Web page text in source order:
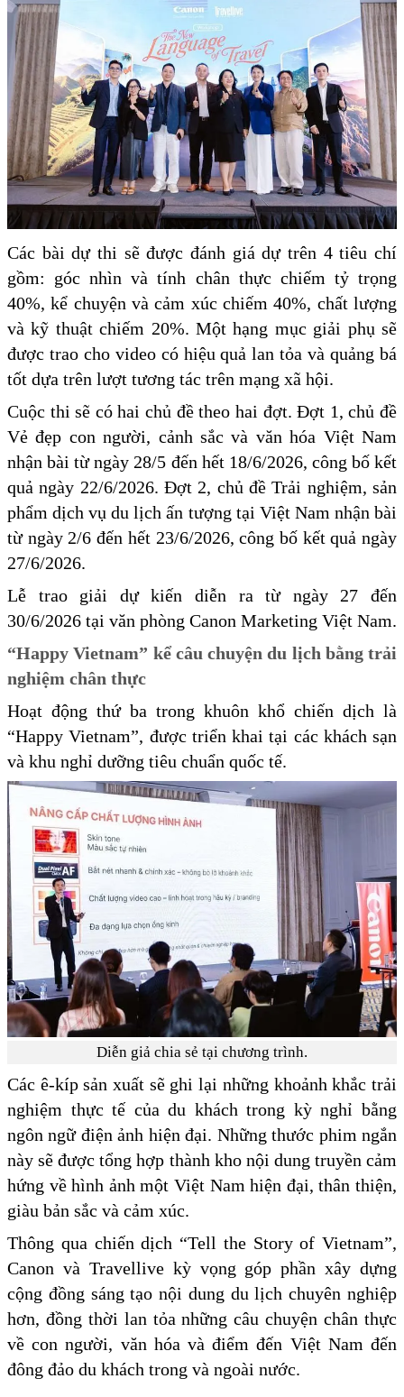
Các bài dự thi sẽ được đánh giá dự trên 4 tiêu chí
gồm: góc nhìn và tính chân thực chiếm tỷ trọng
40%, kể chuyện và cảm xúc chiếm 40%, chất lượng
và kỹ thuật chiếm 20%. Một hạng mục giải phụ sẽ
được trao cho video có hiệu quả lan tỏa và quảng bá
tốt dựa trên lượt tương tác trên mạng xã hội.
Cuộc thi sẽ có hai chủ đề theo hai đợt. Đợt 1, chủ đề
Vẻ đẹp con người, cảnh sắc và văn hóa Việt Nam
nhận bài từ ngày 28/5 đến hết 18/6/2026, công bố kết
quả ngày 22/6/2026. Đợt 2, chủ đề Trải nghiệm, sản
phẩm dịch vụ du lịch ấn tượng tại Việt Nam nhận bài
từ ngày 2/6 đến hết 23/6/2026, công bố kết quả ngày
27/6/2026.
Lễ trao giải dự kiến diễn ra từ ngày 27 đến
30/6/2026 tại văn phòng Canon Marketing Việt Nam.
“Happy Vietnam” kể câu chuyện du lịch bằng trải
nghiệm chân thực
Hoạt động thứ ba trong khuôn khổ chiến dịch là
“Happy Vietnam”, được triển khai tại các khách sạn
và khu nghỉ dưỡng tiêu chuẩn quốc tế.
Diễn giả chia sẻ tại chương trình.
Các ê-kíp sản xuất sẽ ghi lại những khoảnh khắc trải
nghiệm thực tế của du khách trong kỳ nghỉ bằng
ngôn ngữ điện ảnh hiện đại. Những thước phim ngắn
này sẽ được tổng hợp thành kho nội dung truyền cảm
hứng về hình ảnh một Việt Nam hiện đại, thân thiện,
giàu bản sắc và cảm xúc.
Thông qua chiến dịch “Tell the Story of Vietnam”,
Canon và Travellive kỳ vọng góp phần xây dựng
cộng đồng sáng tạo nội dung du lịch chuyên nghiệp
hơn, đồng thời lan tỏa những câu chuyện chân thực
về con người, văn hóa và điểm đến Việt Nam đến
đông đảo du khách trong và ngoài nước.